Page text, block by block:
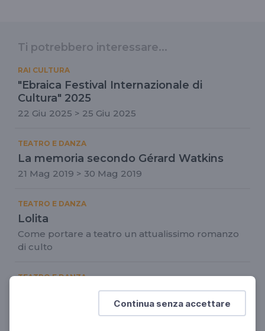
Continua senza accettare
Ti potrebbero interessare...
RAI CULTURA
"Ebraica Festival Internazionale di
Cultura" 2025
22 Giu 2025 > 25 Giu 2025
TEATRO E DANZA
La memoria secondo Gérard Watkins
21 Mag 2019 > 30 Mag 2019
TEATRO E DANZA
Lolita
Come portare a teatro un attualissimo romanzo
di culto
TEATRO E DANZA
Benvenute stelle
16 Ott 2023 > 22 Ott 2023